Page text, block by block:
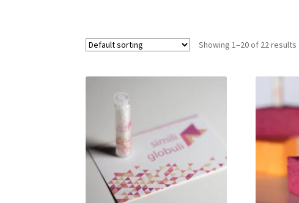
Showing 1–20 of 22 results